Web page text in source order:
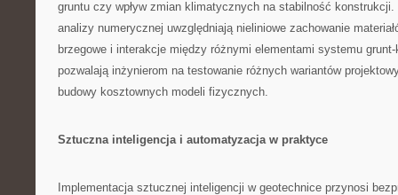
gruntu czy wpływ zmian klimatycznych na stabilność konstrukcji.
analizy numerycznej uwzględniają nieliniowe zachowanie
brzegowe i interakcje między różnymi elementami systemu
pozwalają inżynierom na testowanie różnych wariantów
budowy kosztownych modeli fizycznych.
Sztuczna inteligencja i automatyzacja w praktyce
Implementacja sztucznej inteligencji w geotechnice przynosi